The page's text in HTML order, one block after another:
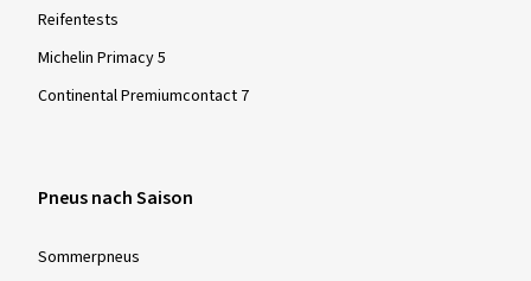
Reifentests
Michelin Primacy 5
Continental Premiumcontact 7
Pneus nach Saison
Sommer­pneus